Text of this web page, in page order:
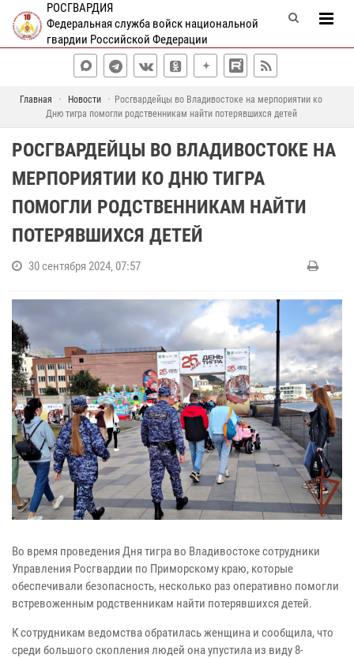
РОСГВАРДИЯ
Федеральная служба войск национальной
гвардии Российской Федерации
Главная Новости
Росгвардейцы во Владивостоке на мерпориятии ко
Дню тигра помогли родственникам найти потерявшихся детей
РОСГВАРДЕЙЦЫ ВО ВЛАДИВОСТОКЕ НА
МЕРПОРИЯТИИ КО ДНЮ ТИГРА
ПОМОГЛИ РОДСТВЕННИКАМ НАЙТИ
ПОТЕРЯВШИХСЯ ДЕТЕЙ
30 сентября 2024, 07:57
Во время проведения Дня тигра во Владивостоке сотрудники
Управления Росгвардии по Приморскому краю, которые
обеспечивали безопасность, несколько раз оперативно помогли
встревоженным родственникам найти потерявшихся детей.
К сотрудникам ведомства обратилась женщина и сообщила, что
среди большого скопления людей она упустила из виду 8-